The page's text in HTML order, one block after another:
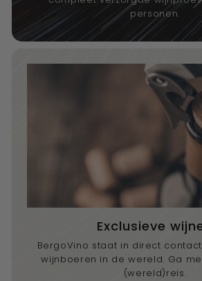
personen.
Exclusieve
BergoVino staat in direct
wijnboeren in de wereld. Ga
(wereld)reis.